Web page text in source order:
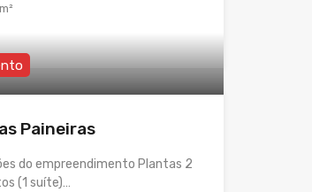
m²
Paineiras
do empreendimento Plantas 2
(1 suíte)…